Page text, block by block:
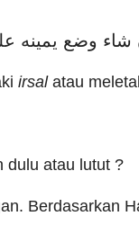
شاء وضع يمينه
irsal atau
dulu atau lutut ?
Berdasarkan